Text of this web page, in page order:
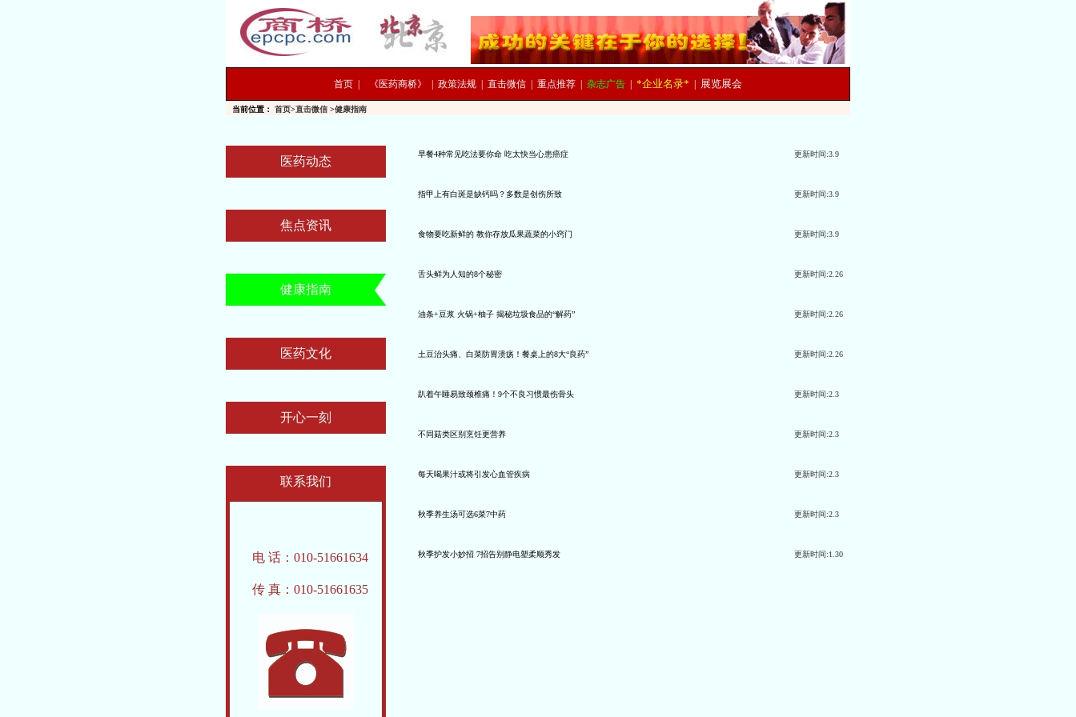
首页 《医药商桥》 政策法规 直击微信 重点推荐 杂志广告 *企业名录* 展览展会
当前位置： 首页>直击微信 >健康指南
医药动态
焦点资讯
健康指南
医药文化
开心一刻
联系我们
电 话：010-51661634
传 真：010-51661635
早餐4种常见吃法要你命 吃太快当心患癌症
指甲上有白斑是缺钙吗？多数是创伤所致
食物要吃新鲜的 教你存放瓜果蔬菜的小窍门
舌头鲜为人知的8个秘密
油条+豆浆 火锅+柚子 揭秘垃圾食品的“解药”
土豆治头痛、白菜防胃溃疡！餐桌上的8大“良药”
趴着午睡易致颈椎痛！9个不良习惯最伤骨头
不同菇类区别烹饪更营养
每天喝果汁或将引发心血管疾病
秋季养生汤可选6菜7中药
秋季护发小妙招 7招告别静电塑柔顺秀发
更新时间:3.9
更新时间:3.9
更新时间:3.9
更新时间:2.26
更新时间:2.26
更新时间:2.26
更新时间:2.3
更新时间:2.3
更新时间:2.3
更新时间:2.3
更新时间:1.30